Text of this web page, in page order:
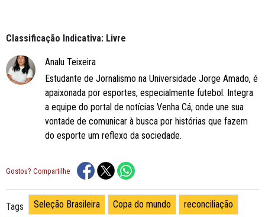
Classificação Indicativa: Livre
Analu Teixeira
Estudante de Jornalismo na Universidade Jorge Amado, é
apaixonada por esportes, especialmente futebol. Integra
a equipe do portal de notícias Venha Cá, onde une sua
vontade de comunicar à busca por histórias que fazem
do esporte um reflexo da sociedade.
Gostou? Compartilhe
Tags Seleção Brasileira Copa do mundo reconciliação